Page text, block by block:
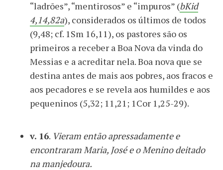
“ladrões”, “mentirosos” e “impuros” (bKid
4,14,82a), considerados os últimos de todos
(9,48; cf. 1Sm 16,11), os pastores são os
primeiros a receber a Boa Nova da vinda do
Messias e a acreditar nela. Boa nova que se
destina antes de mais aos pobres, aos fracos e
aos pecadores e se revela aos humildes e aos
pequeninos (5,32; 11,21; 1Cor 1,25-29).
v. 16. Vieram então apressadamente e
encontraram Maria, José e o Menino deitado
na manjedoura.